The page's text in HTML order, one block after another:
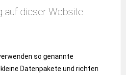
auf dieser Website
so genannte
kleine Datenpakete und richten